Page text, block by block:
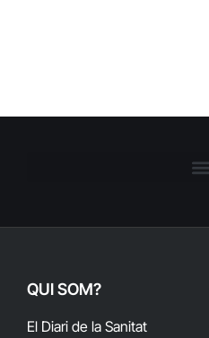
QUI SOM?
El Diari de la Sanitat